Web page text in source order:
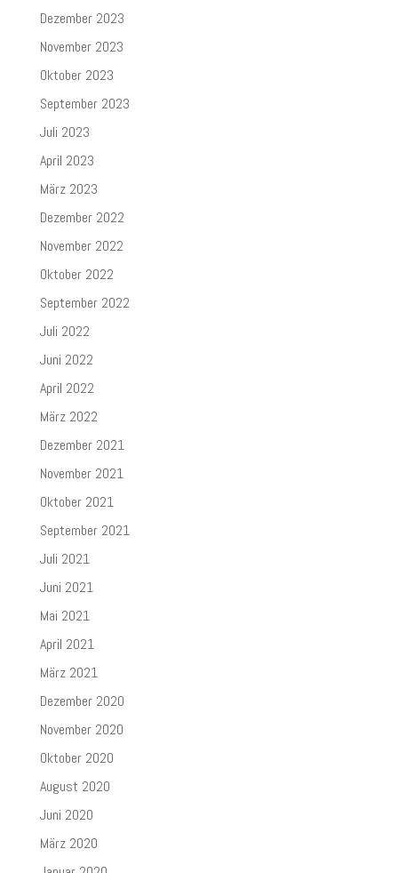
Dezember 2023
November 2023
Oktober 2023
September 2023
Juli 2023
April 2023
März 2023
Dezember 2022
November 2022
Oktober 2022
September 2022
Juli 2022
Juni 2022
April 2022
März 2022
Dezember 2021
November 2021
Oktober 2021
September 2021
Juli 2021
Juni 2021
Mai 2021
April 2021
März 2021
Dezember 2020
November 2020
Oktober 2020
August 2020
Juni 2020
März 2020